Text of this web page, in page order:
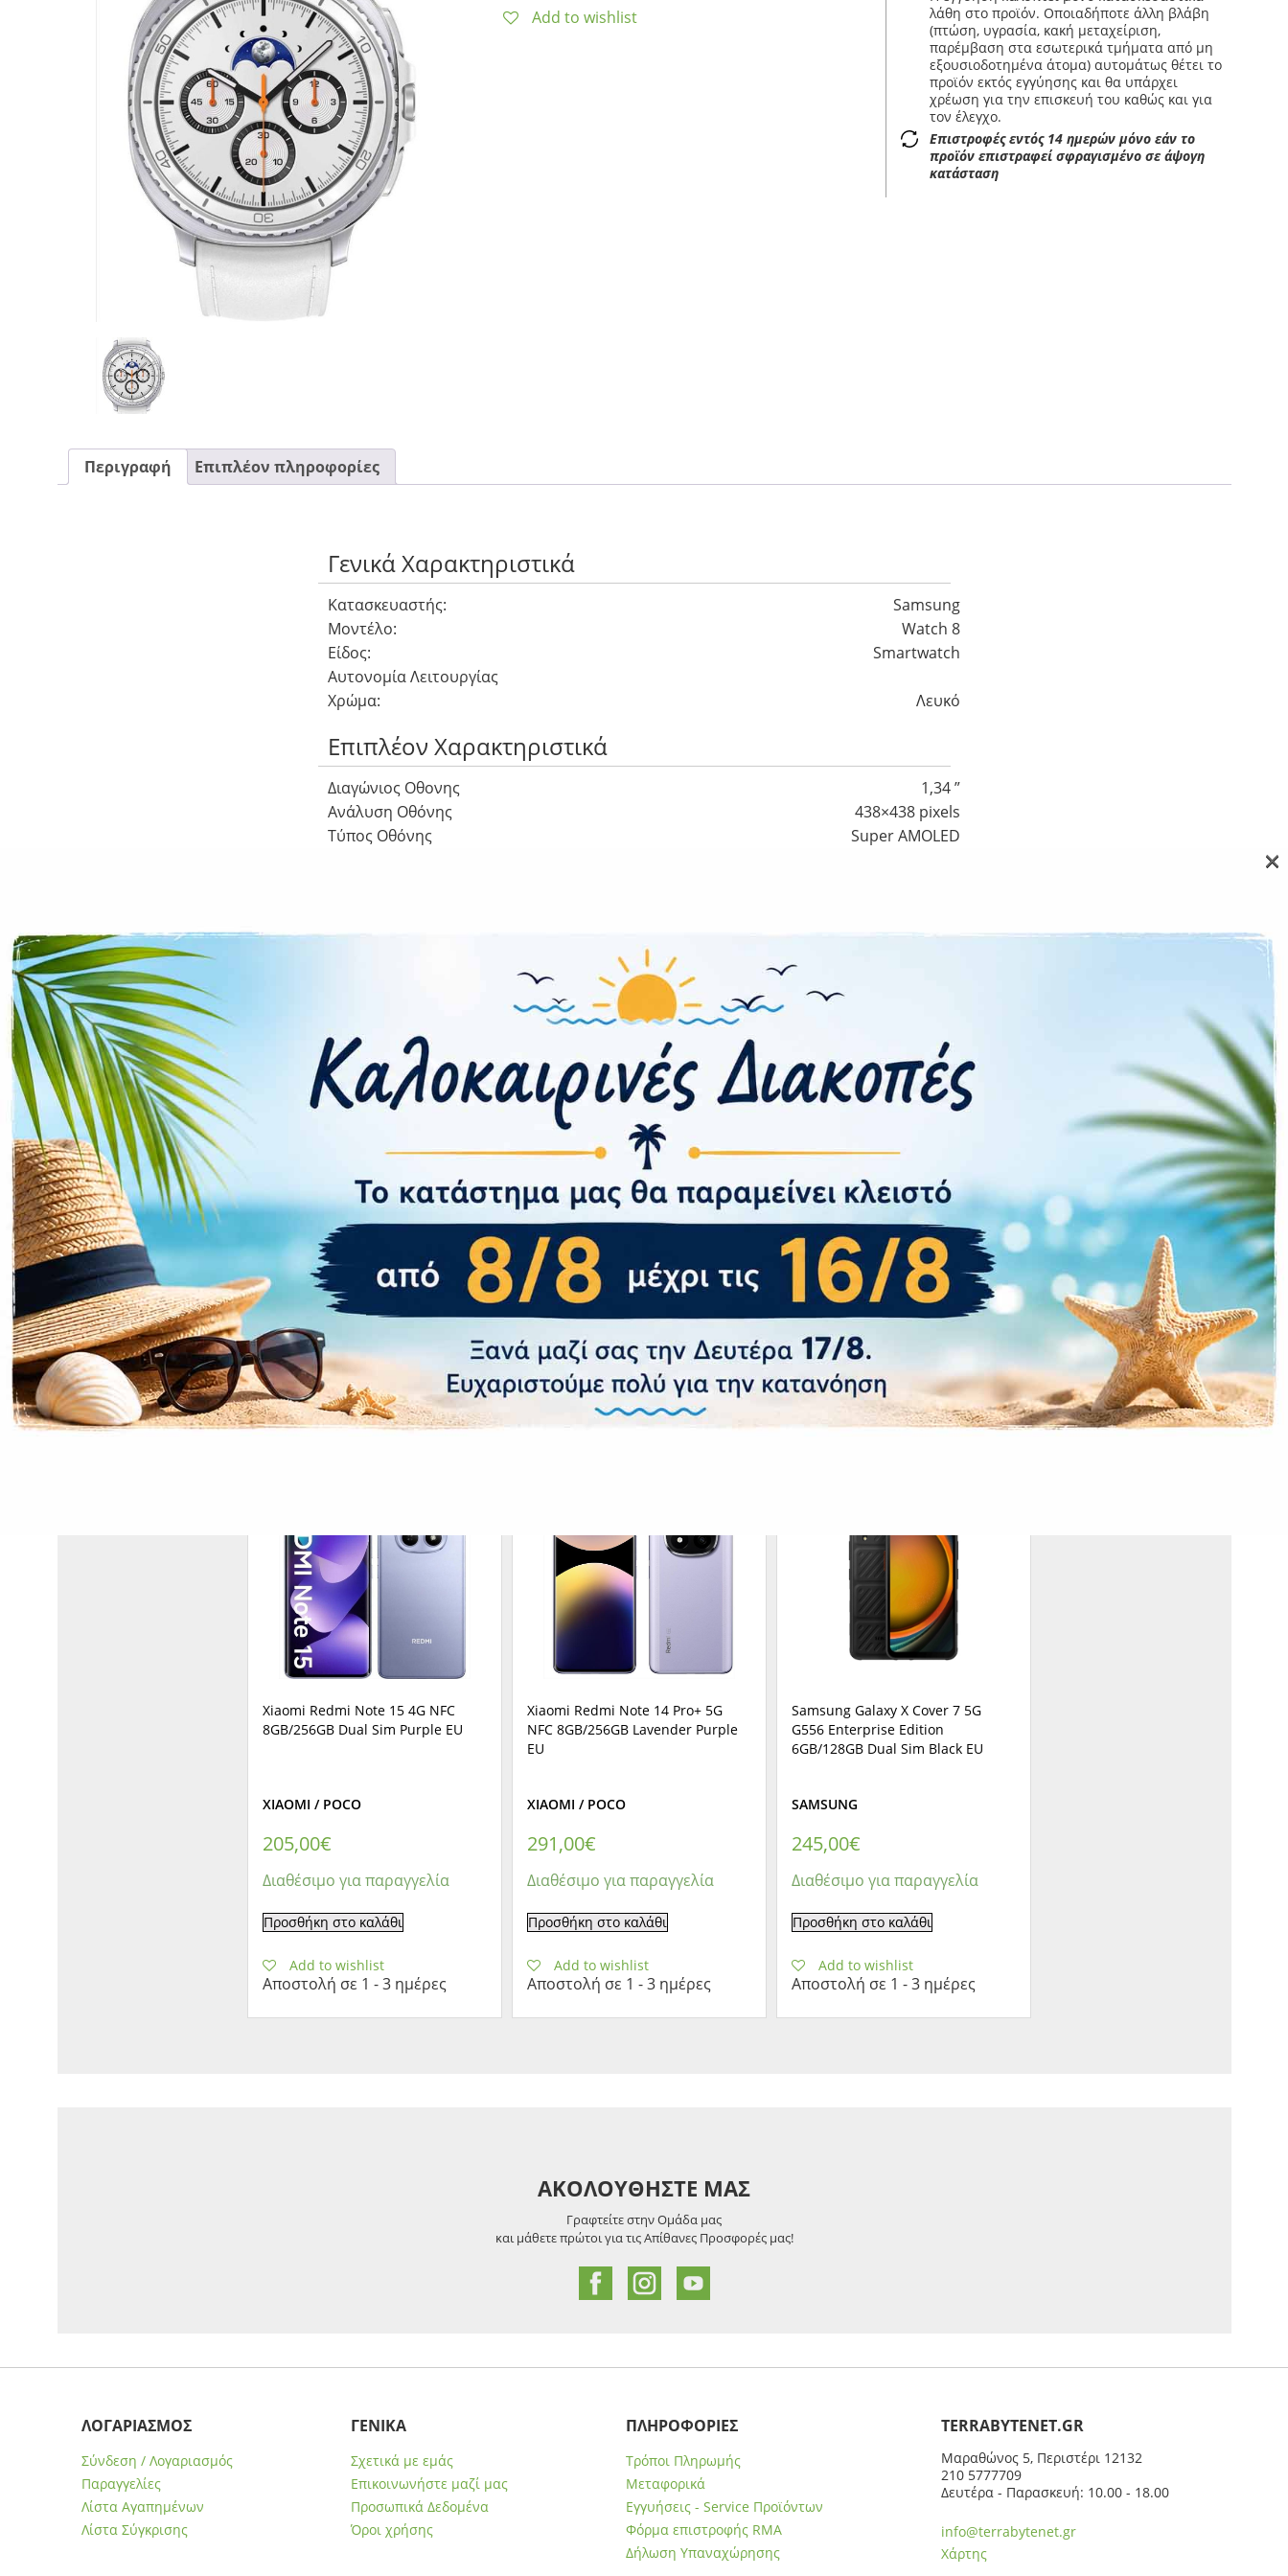
LIQUID COOLERS
CPU COOLERS
ΕΙΚΟΝΑ-ΗΧΟΣ
ACCESSORIES
ΟΙΚΙΑΚΕΣ ΣΥΣΚΕΥΕΣ
ΠΡΟΣΩΠΙΚΗ ΦΡΟΝΤΙΔΑ
Add to wishlist
λάθη στο προϊόν. Οποιαδήποτε άλλη βλάβη
(πτώση, υγρασία, κακή μεταχείριση,
παρέμβαση στα εσωτερικά τμήματα από μη
εξουσιοδοτημένα άτομα) αυτομάτως θέτει το
προϊόν εκτός εγγύησης και θα υπάρχει
χρέωση για την επισκευή του καθώς και για
τον έλεγχο.
Επιστροφές εντός 14 ημερών μόνο εάν το
προϊόν επιστραφεί σφραγισμένο σε άψογη
κατάσταση
Περιγραφή Επιπλέον πληροφορίες
Γενικά Χαρακτηριστικά
Κατασκευαστής:
Samsung
Μοντέλο:
Watch 8
Είδος:
Smartwatch
Αυτονομία Λειτουργίας
Χρώμα:
Λευκό
Επιπλέον Χαρακτηριστικά
Διαγώνιος Οθονης
1,34 ”
Ανάλυση Οθόνης
438×438 pixels
Τύπος Οθόνης
Super AMOLED
Smart Assistant
Google Gemini
Τεχνικά Χαρακτηριστικά
Ηλεκτρονικές Πληρωμές
Ναι
Bluetooth Version
Αποστολή Μηνυμάτων SMS/ MMS
Όχι
Δυνατότητα Εξερχόμενης Κλήσης
Όχι
Χωρητικότητα Μπαταρίας
445 mAh
Βάρος
63,5 gr
Εγγύηση – Πιστοποιήσεις
Εγγύηση: 2 Χρόνια
ΣΧΕΤΙΚΆ ΠΡΟΪΌΝΤΑ
Xiaomi Redmi Note 15 4G NFC
8GB/256GB Dual Sim Purple EU
XIAOMI / POCO
205,00€
Διαθέσιμο για παραγγελία
Προσθήκη στο καλάθι
Add to wishlist
Αποστολή σε 1 - 3 ημέρες
Xiaomi Redmi Note 14 Pro+ 5G
NFC 8GB/256GB Lavender Purple
EU
XIAOMI / POCO
291,00€
Διαθέσιμο για παραγγελία
Προσθήκη στο καλάθι
Add to wishlist
Αποστολή σε 1 - 3 ημέρες
Samsung Galaxy X Cover 7 5G
G556 Enterprise Edition
6GB/128GB Dual Sim Black EU
SAMSUNG
245,00€
Διαθέσιμο για παραγγελία
Προσθήκη στο καλάθι
Add to wishlist
Αποστολή σε 1 - 3 ημέρες
ΑΚΟΛΟΥΘΗΣΤΕ ΜΑΣ
Γραφτείτε στην Ομάδα μας
και μάθετε πρώτοι για τις Απίθανες Προσφορές μας!
ΛΟΓΑΡΙΑΣΜΟΣ
Σύνδεση / Λογαριασμός
Παραγγελίες
Λίστα Αγαπημένων
Λίστα Σύγκρισης
ΓΕΝΙΚΑ
Σχετικά με εμάς
Επικοινωνήστε μαζί μας
Προσωπικά Δεδομένα
Όροι χρήσης
ΠΛΗΡΟΦΟΡΙΕΣ
Τρόποι Πληρωμής
Μεταφορικά
Εγγυήσεις - Service Προϊόντων
Φόρμα επιστροφής RMA
Δήλωση Υπαναχώρησης
ΤERRABYTENET.GR
Μαραθώνος 5, Περιστέρι 12132
210 5777709
Δευτέρα - Παρασκευή: 10.00 - 18.00
info@terrabytenet.gr
Χάρτης
×